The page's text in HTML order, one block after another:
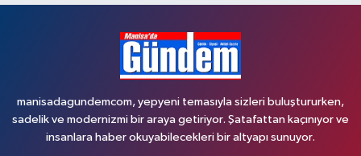
manisadagundemcom, yepyeni temasıyla sizleri buluştururken,
sadelik ve modernizmi bir araya getiriyor. Şatafattan kaçınıyor ve
insanlara haber okuyabilecekleri bir altyapı sunuyor.